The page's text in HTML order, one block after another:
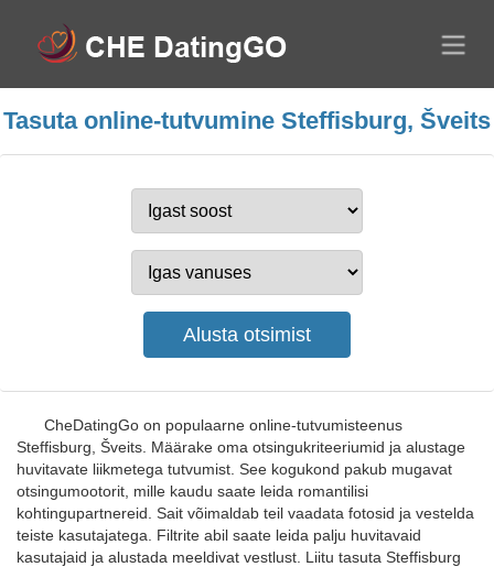
Tasuta online-tutvumine Steffisburg, Šveits
CheDatingGo on populaarne online-tutvumisteenus
Steffisburg, Šveits. Määrake oma otsingukriteeriumid ja alustage
huvitavate liikmetega tutvumist. See kogukond pakub mugavat
otsingumootorit, mille kaudu saate leida romantilisi
kohtingupartnereid. Sait võimaldab teil vaadata fotosid ja vestelda
teiste kasutajatega. Filtrite abil saate leida palju huvitavaid
kasutajaid ja alustada meeldivat vestlust. Liitu tasuta Steffisburg